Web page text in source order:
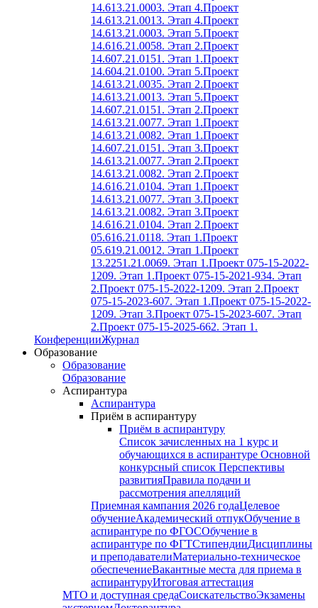
14.613.21.0003. Этап 4.Проект
14.613.21.0013. Этап 4.Проект
14.613.21.0003. Этап 5.Проект
14.616.21.0058. Этап 2.Проект
14.607.21.0151. Этап 1.Проект
14.604.21.0100. Этап 5.Проект
14.613.21.0035. Этап 2.Проект
14.613.21.0013. Этап 5.Проект
14.607.21.0151. Этап 2.Проект
14.613.21.0077. Этап 1.Проект
14.613.21.0082. Этап 1.Проект
14.607.21.0151. Этап 3.Проект
14.613.21.0077. Этап 2.Проект
14.613.21.0082. Этап 2.Проект
14.616.21.0104. Этап 1.Проект
14.613.21.0077. Этап 3.Проект
14.613.21.0082. Этап 3.Проект
14.616.21.0104. Этап 2.Проект
05.616.21.0118. Этап 1.Проект
05.619.21.0012. Этап 1.Проект
13.2251.21.0069. Этап 1.Проект 075-15-2022-
1209. Этап 1.Проект 075-15-2021-934. Этап
2.Проект 075-15-2022-1209. Этап 2.Проект
075-15-2023-607. Этап 1.Проект 075-15-2022-
1209. Этап 3.Проект 075-15-2023-607. Этап
2.Проект 075-15-2025-662. Этап 1.
КонференцииЖурнал
Образование
Образование
Образование
Аспирантура
Аспирантура
Приём в аспирантуру
Приём в аспирантуру
Список зачисленных на 1 курс и
обучающихся в аспирантуре Основной
конкурсный список Перспективы
развитияПравила подачи и
рассмотрения апелляций
Приемная кампания 2026 годаЦелевое
обучениеАкадемический отпукОбучение в
аспирантуре по ФГОСОбучение в
аспирантуре по ФГТСтипендииДисциплины
и преподавателиМатериально-техническое
обеспечениеВакантные места для приема в
аспирантуруИтоговая аттестация
МТО и доступная средаСоискательствоЭкзамены